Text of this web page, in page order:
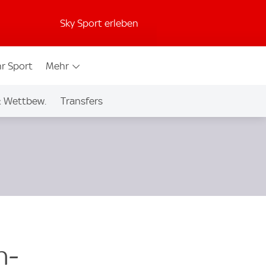
Sky Sport erleben
Sport Mehr
Wettbew. Transfers